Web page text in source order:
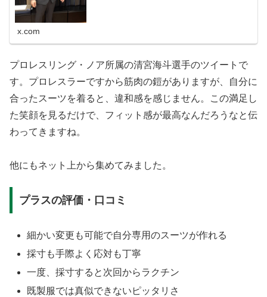
x.com
プロレスリング・ノア所属の清宮海斗選手のツイートで
す。プロレスラーですから筋肉の鎧がありますが、自分に
合ったスーツを着ると、違和感を感じません。この満足し
た笑顔を見るだけで、フィット感が最高なんだろうなと伝
わってきますね。
他にもネット上から集めてみました。
プラスの評価・口コミ
細かい変更も可能で自分専用のスーツが作れる
採寸も手際よく応対も丁寧
一度、採寸すると次回からラクチン
既製服では真似できないピッタリさ